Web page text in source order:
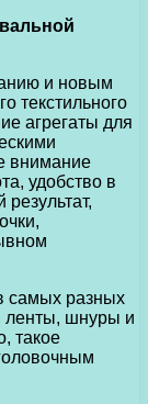
и новым
текстильного
агрегаты для
внимание
удобство в
самых разных
ленты, шнуры и
такое